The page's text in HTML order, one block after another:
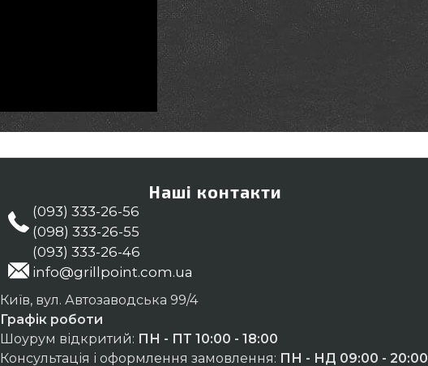
Наші контакти
(093) 333-26-56
(098) 333-26-55
(093) 333-26-46
info@grillpoint.com.ua
Київ, вул. Автозаводська 99/4
Графік роботи
Шоурум відкритий: ПН - ПТ 10:00 - 18:00
Консультація і оформлення замовлення: ПН - НД 09:00 - 20:00